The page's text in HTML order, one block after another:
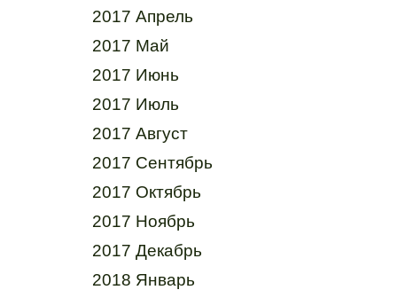
2017 Апрель
2017 Май
2017 Июнь
2017 Июль
2017 Август
2017 Сентябрь
2017 Октябрь
2017 Ноябрь
2017 Декабрь
2018 Январь